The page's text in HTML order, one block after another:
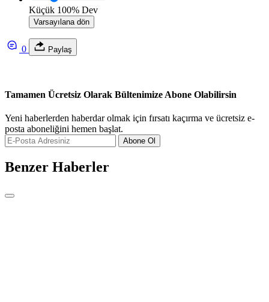
Küçük 100% Dev
Varsayılana dön
0 Paylaş
Tamamen Ücretsiz Olarak Bültenimize Abone Olabilirsin
Yeni haberlerden haberdar olmak için fırsatı kaçırma ve ücretsiz e-
posta aboneliğini hemen başlat.
Abone Ol
Benzer Haberler